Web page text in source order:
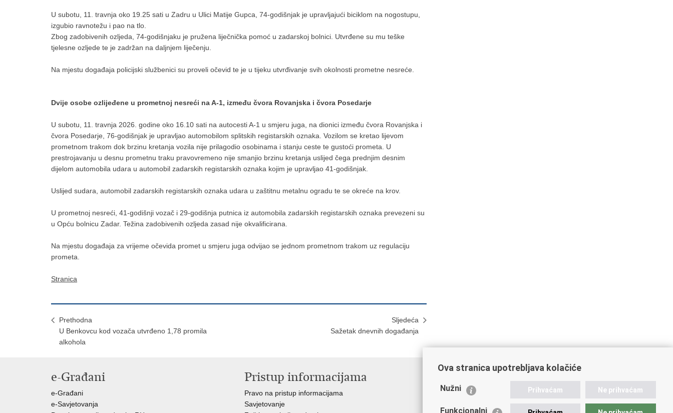
U subotu, 11. travnja oko 19.25 sati u Zadru u Ulici Matije Gupca, 74-godišnjak je upravljajući biciklom na nogostupu,
izgubio ravnotežu i pao na tlo.
Zbog zadobivenih ozljeda, 74-godišnjaku je pružena liječnička pomoć u zadarskoj bolnici. Utvrđene su mu teške
tjelesne ozljede te je zadržan na daljnjem liječenju.
Na mjestu događaja policijski službenici su proveli očevid te je u tijeku utvrđivanje svih okolnosti prometne nesreće.
Dvije osobe ozlijeđene u prometnoj nesreći na A-1, između čvora Rovanjska i čvora Posedarje
U subotu, 11. travnja 2026. godine oko 16.10 sati na autocesti A-1 u smjeru juga, na dionici između čvora Rovanjska i
čvora Posedarje, 76-godišnjak je upravljao automobilom splitskih registarskih oznaka. Vozilom se kretao lijevom
prometnom trakom dok brzinu kretanja vozila nije prilagodio osobinama i stanju ceste te gustoći prometa. U
prestrojavanju u desnu prometnu traku pravovremeno nije smanjio brzinu kretanja uslijed čega prednjim desnim
dijelom automobila udara u automobil zadarskih registarskih oznaka kojim je upravljao 41-godišnjak.
Uslijed sudara, automobil zadarskih registarskih oznaka udara u zaštitnu metalnu ogradu te se okreće na krov.
U prometnoj nesreći, 41-godišnji vozač i 29-godišnja putnica iz automobila zadarskih registarskih oznaka prevezeni su
u Opću bolnicu Zadar. Težina zadobivenih ozljeda zasad nije okvalificirana.
Na mjestu događaja za vrijeme očevida promet u smjeru juga odvijao se jednom prometnom trakom uz regulaciju
prometa.
Stranica
Prethodna
U Benkovcu kod vozača utvrđeno 1,78 promila
alkohola
Sljedeća
Sažetak dnevnih događanja
e-Građani
e-Građani
e-Savjetovanja
Pristup informacijama
Pravo na pristup informacijama
Savjetovanje
Važne poveznice
Ministarstvo unutarnjih poslova
Ova stranica upotrebljava kolačiće
Nužni Prihvaćam Ne prihvaćam
Funkcionalni